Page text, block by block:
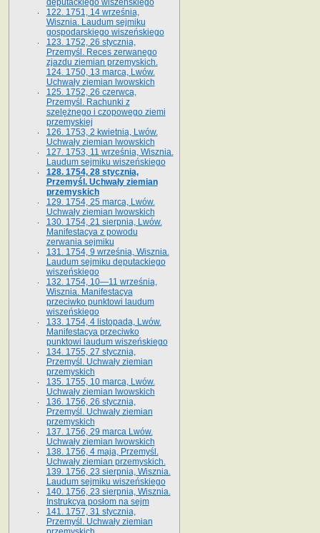
deputackiego wiszeńskiego
122. 1751, 14 września,
Wisznia. Laudum sejmiku
gospodarskiego wiszeńskiego
123. 1752, 26 stycznia,
Przemyśl. Reces zerwanego
zjazdu ziemian przemyskich.
124. 1750, 13 marca, Lwów.
Uchwały ziemian lwowskich
125. 1752, 26 czerwca,
Przemyśl. Rachunki z
szelężnego i czopowego ziemi
przemyskiej
126. 1753, 2 kwietnia, Lwów.
Uchwały ziemian lwowskich
127. 1753, 11 września, Wisznia.
Laudum sejmiku wiszeńskiego
128. 1754, 28 stycznia,
Przemyśl. Uchwały ziemian
przemyskich
129. 1754, 25 marca, Lwów.
Uchwały ziemian lwowskich
130. 1754, 21 sierpnia, Lwów.
Manifestacya z powodu
zerwania sejmiku
131. 1754, 9 września, Wisznia.
Laudum sejmiku deputackiego
wiszeńskiego
132. 1754, 10—11 września,
Wisznia. Manifestacya
przeciwko punktowi laudum
wiszeńskiego
133. 1754, 4 listopada, Lwów.
Manifestacya przeciwko
punktowi laudum wiszeńskiego
134. 1755, 27 stycznia,
Przemyśl. Uchwały ziemian
przemyskich
135. 1755, 10 marca, Lwów.
Uchwały ziemian lwowskich
136. 1756, 26 stycznia,
Przemyśl. Uchwały ziemian
przemyskich
137. 1756, 29 marca Lwów.
Uchwały ziemian lwowskich
138. 1756, 4 maja, Przemyśl.
Uchwały ziemian przemyskich.
139. 1756, 23 sierpnia, Wisznia.
Laudum sejmiku wiszeńskiego
140. 1756, 23 sierpnia, Wisznia.
Instrukcya posłom na sejm
141. 1757, 31 stycznia,
Przemyśl. Uchwały ziemian